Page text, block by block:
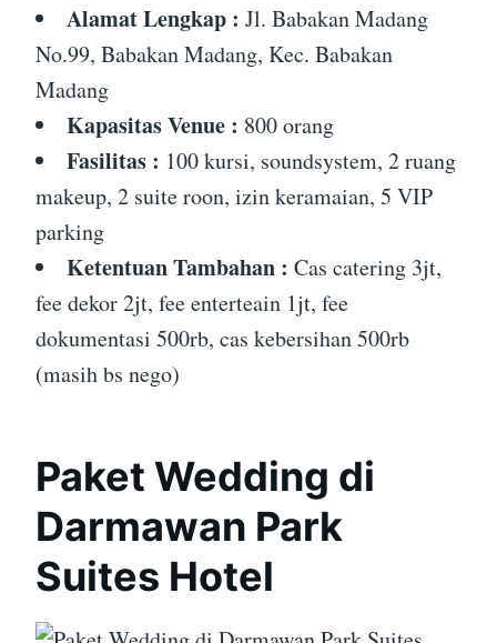
Alamat Lengkap : Jl. Babakan Madang
No.99, Babakan Madang, Kec. Babakan
Madang
Kapasitas Venue : 800 orang
Fasilitas : 100 kursi, soundsystem, 2 ruang
makeup, 2 suite roon, izin keramaian, 5 VIP
parking
Ketentuan Tambahan : Cas catering 3jt,
fee dekor 2jt, fee enterteain 1jt, fee
dokumentasi 500rb, cas kebersihan 500rb
(masih bs nego)
Paket Wedding di
Darmawan Park
Suites Hotel